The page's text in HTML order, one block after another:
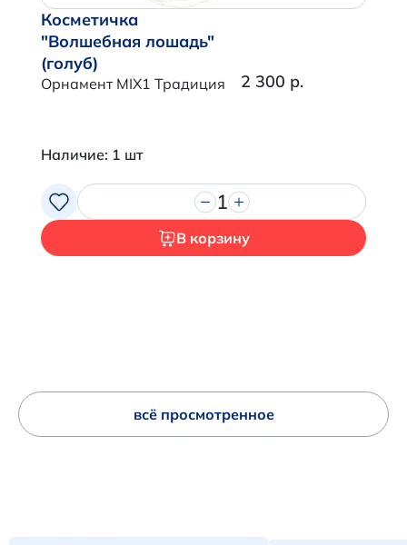
Косметичка
"Волшебная лошадь"
(голуб)
Орнамент MIX1 Традиция 2 300 р.
Наличие: 1 шт
1
В корзину
всё просмотренное